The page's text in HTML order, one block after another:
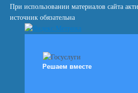
При использовании материалов сайта
источник обязательна
Решаем вместе